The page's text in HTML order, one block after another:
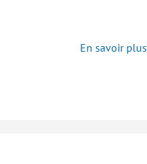
En savoir plus